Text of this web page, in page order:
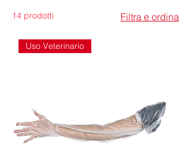
14 prodotti Filtra e ordina
Uso Veterinario